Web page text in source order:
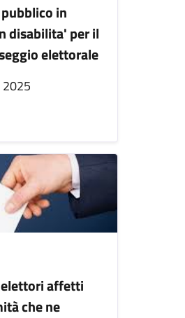
in
disabilita' per il
elettorale
affetti
che ne